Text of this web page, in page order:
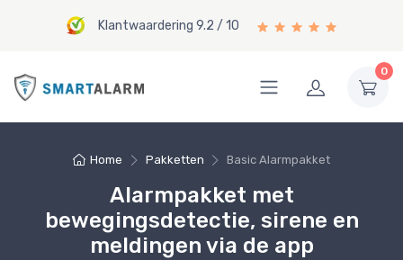
Klantwaardering 9.2 / 10
0
Home Pakketten Basic Alarmpakket
Alarmpakket met
bewegingsdetectie, sirene en
meldingen via de app